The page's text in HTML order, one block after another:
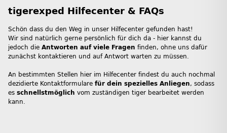
tigerexped Hilfecenter & FAQs
Schön dass du den Weg in unser Hilfecenter gefunden hast!
Wir sind natürlich gerne persönlich für dich da - hier kannst du
jedoch die Antworten auf viele Fragen finden, ohne uns dafür
zunächst kontaktieren und auf Antwort warten zu müssen.
An bestimmten Stellen hier im Hilfecenter findest du auch nochmal
dezidierte Kontaktformulare für dein spezielles Anliegen, sodass
es schnellstmöglich vom zuständigen tiger bearbeitet werden
kann.